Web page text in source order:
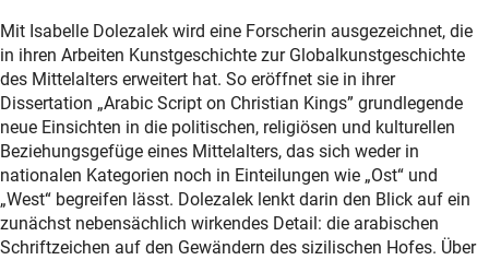
Mit Isabelle Dolezalek wird eine Forscherin ausgezeichnet, die
in ihren Arbeiten Kunstgeschichte zur Globalkunstgeschichte
des Mittelalters erweitert hat. So eröffnet sie in ihrer
Dissertation „Arabic Script on Christian Kings” grundlegende
neue Einsichten in die politischen, religiösen und kulturellen
Beziehungsgefüge eines Mittelalters, das sich weder in
nationalen Kategorien noch in Einteilungen wie „Ost“ und
„West“ begreifen lässt. Dolezalek lenkt darin den Blick auf ein
zunächst nebensächlich wirkendes Detail: die arabischen
Schriftzeichen auf den Gewändern des sizilischen Hofes. Über